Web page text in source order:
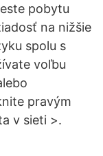
pobytu
na nižšie
spolu s
voľbu
pravým
v sieti >.